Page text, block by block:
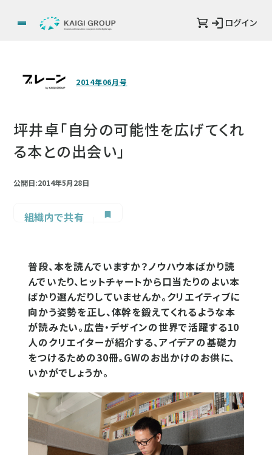
ログイン
2014年06月号
坪井卓「自分の可能性を広げてくれ
る本との出会い」
公開日:2014年5月28日
組織内で共有
普段、本を読んでいますか？ノウハウ本ばかり読
んでいたり、ヒットチャートから口当たりのよい本
ばかり選んだりしていませんか。クリエイティブに
向かう姿勢を正し、体幹を鍛えてくれるような本
が読みたい。広告・デザインの世界で活躍する10
人のクリエイターが紹介する、アイデアの基礎力
をつけるための30冊。GWのお出かけのお供に、
いかがでしょうか。